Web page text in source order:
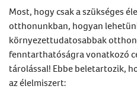
Most, hogy csak a szükséges
otthonunkban, hogyan
környezettudatosabbak
fenntarthatóságra vonatkozó
tárolással! Ebbe beletartozik,
az élelmiszert: